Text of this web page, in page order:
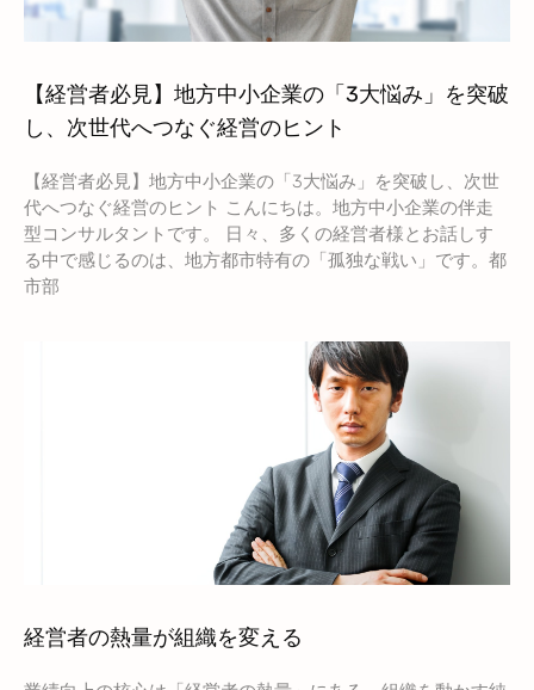
【経営者必見】地方中小企業の「3大悩み」を突破
し、次世代へつなぐ経営のヒント
【経営者必見】地方中小企業の「3大悩み」を突破し、次世
代へつなぐ経営のヒント こんにちは。地方中小企業の伴走
型コンサルタントです。 日々、多くの経営者様とお話しす
る中で感じるのは、地方都市特有の「孤独な戦い」です。都
市部
経営者の熱量が組織を変える